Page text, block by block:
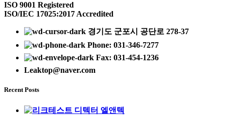
ISO 9001 Registered
ISO/IEC 17025:2017 Accredited
경기도 군포시 공단로 278-37
Phone: 031-346-7277
Fax: 031-454-1236
Leaktop@naver.com
Recent Posts